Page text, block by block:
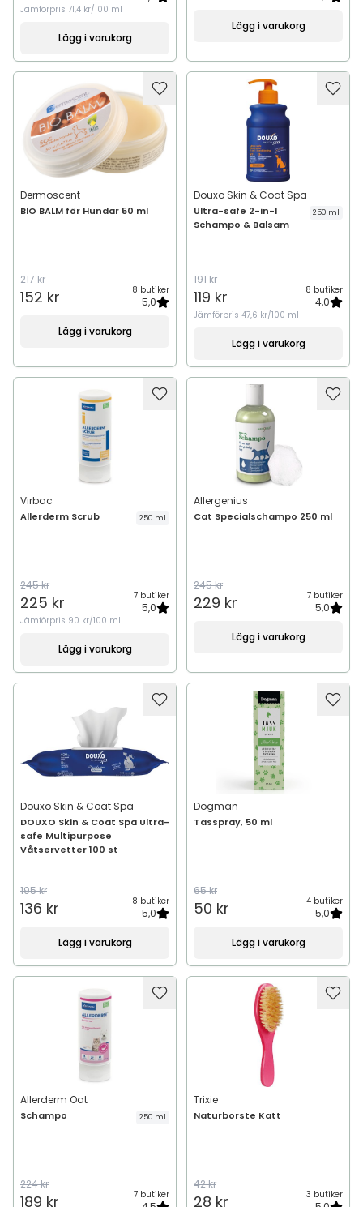
Jämförpris 71,4 kr/100 ml
Lägg i varukorg
Lägg i varukorg
Dermoscent
BIO BALM för Hundar 50 ml
217 kr
152 kr 8 butiker
5,0
Lägg i varukorg
Douxo Skin & Coat Spa
Ultra-safe 2-in-1
Schampo & Balsam
250 ml
191 kr
119 kr 8 butiker
4,0
Jämförpris 47,6 kr/100 ml
Lägg i varukorg
Virbac
Allerderm Scrub 250 ml
245 kr
225 kr 7 butiker
5,0
Jämförpris 90 kr/100 ml
Lägg i varukorg
Allergenius
Cat Specialschampo 250 ml
245 kr
229 kr 7 butiker
5,0
Lägg i varukorg
Douxo Skin & Coat Spa
DOUXO Skin & Coat Spa Ultra-
safe Multipurpose
Våtservetter 100 st
195 kr
136 kr 8 butiker
5,0
Lägg i varukorg
Dogman
Tasspray, 50 ml
65 kr
50 kr 4 butiker
5,0
Lägg i varukorg
Allerderm Oat
Schampo 250 ml
224 kr
189 kr 7 butiker
Trixie
Naturborste Katt
42 kr
28 kr 3 butiker